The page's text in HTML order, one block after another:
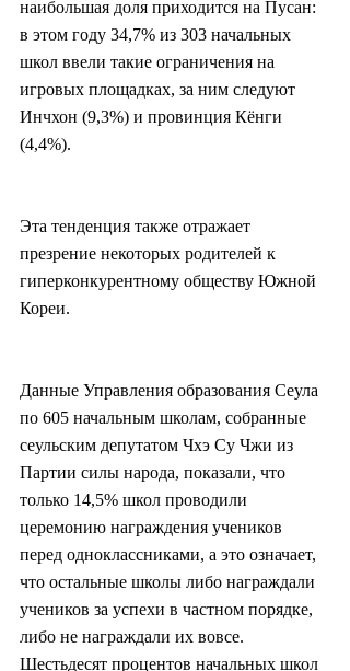
наибольшая доля приходится на Пусан:
в этом году 34,7% из 303 начальных
школ ввели такие ограничения на
игровых площадках, за ним следуют
Инчхон (9,3%) и провинция Кёнги
(4,4%).
Эта тенденция также отражает
презрение некоторых родителей к
гиперконкурентному обществу Южной
Кореи.
Данные Управления образования Сеула
по 605 начальным школам, собранные
сеульским депутатом Чхэ Су Чжи из
Партии силы народа, показали, что
только 14,5% школ проводили
церемонию награждения учеников
перед одноклассниками, а это означает,
что остальные школы либо награждали
учеников за успехи в частном порядке,
либо не награждали их вовсе.
Шестьдесят процентов начальных школ